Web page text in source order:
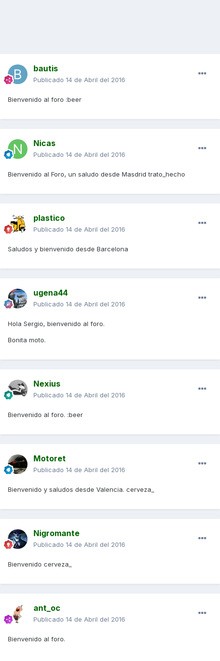
bautis
Publicado 14 de Abril del 2016
Bienvenido al foro :beer
Nicas
Publicado 14 de Abril del 2016
Bienvenido al Foro, un saludo desde Masdrid trato_hecho
plastico
Publicado 14 de Abril del 2016
Saludos y bienvenido desde Barcelona
ugena44
Publicado 14 de Abril del 2016
Hola Sergio, bienvenido al foro.
Bonita moto.
Nexius
Publicado 14 de Abril del 2016
Bienvenido al foro. :beer
Motoret
Publicado 14 de Abril del 2016
Bienvenido y saludos desde Valencia. cerveza_
Nigromante
Publicado 14 de Abril del 2016
Bienvenido cerveza_
ant_oc
Publicado 14 de Abril del 2016
Bienvenido al foro.